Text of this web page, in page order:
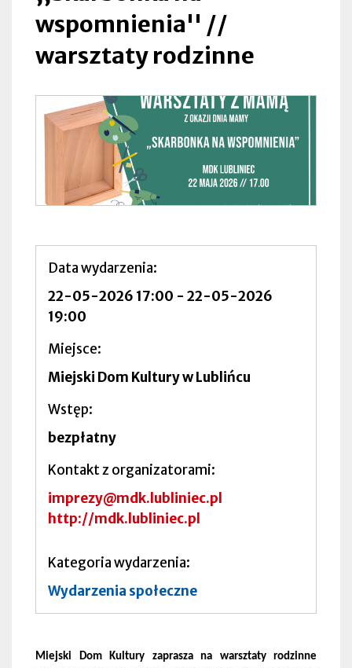
wspomnienia'' //
warsztaty rodzinne
Data wydarzenia
22-05-2026 17:00 - 22-05-2026
19:00
Miejsce
Miejski Dom Kultury w Lublińcu
Wstęp
bezpłatny
Kontakt z organizatorami
imprezy@mdk.lubliniec.pl
http://mdk.lubliniec.pl
Kategoria wydarzenia
Wydarzenia społeczne
Miejski Dom Kultury zaprasza na warsztaty rodzinne